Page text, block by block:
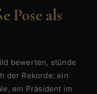
Pose als
der Rekorde: ein
ein Präsident im